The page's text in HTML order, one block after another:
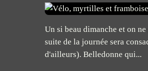
Un si beau dimanche et on
suite de la journée sera
d'ailleurs). Belledonne qui...